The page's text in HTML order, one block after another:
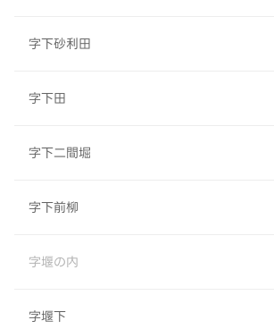
字下砂利田
字下田
字下二間堀
字下前柳
字堰の内
字堰下